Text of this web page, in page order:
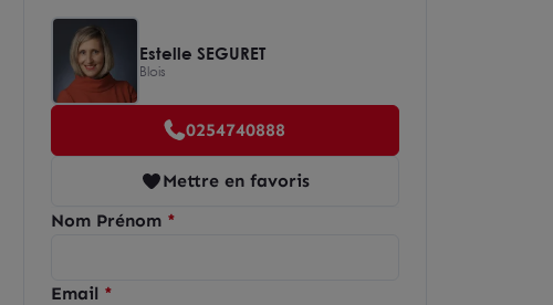
Estelle SEGURET
Blois
0254740888
Mettre en favoris
Nom Prénom
Email